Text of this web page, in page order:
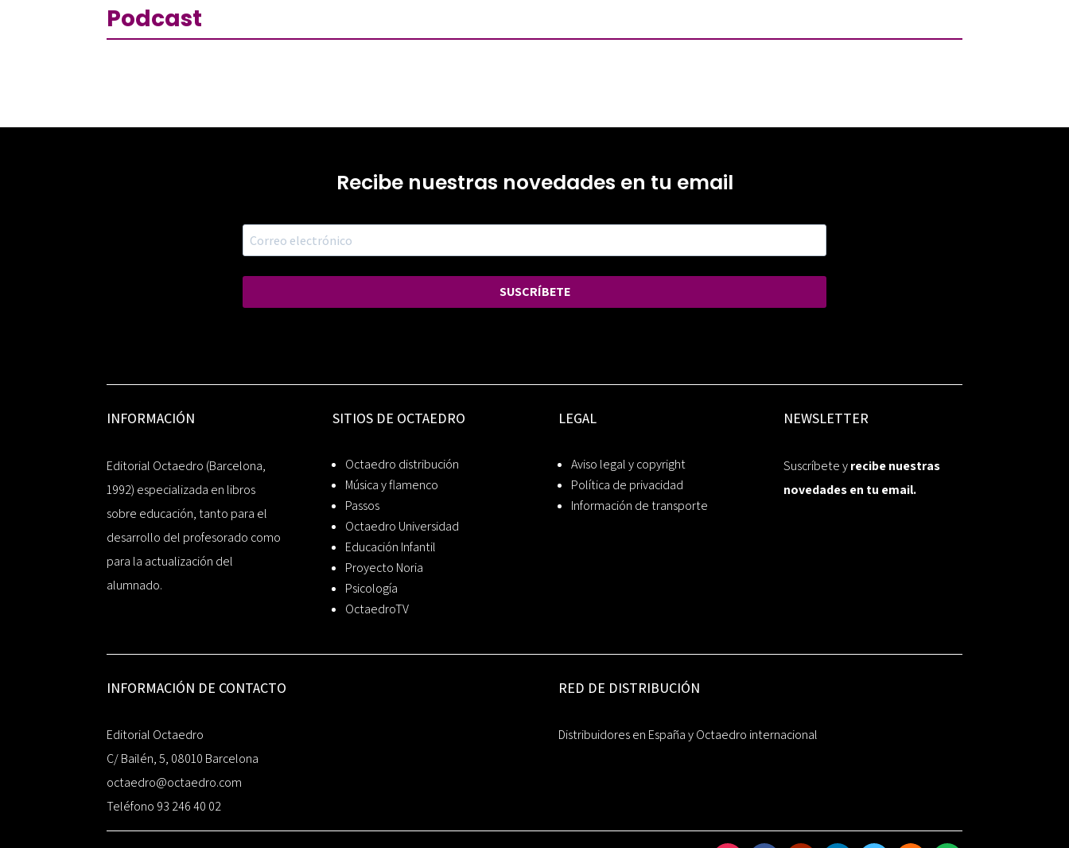
Podcast
Recibe nuestras novedades en tu email
SUSCRÍBETE
INFORMACIÓN
Editorial Octaedro (Barcelona,
1992) especializada en libros
sobre educación, tanto para el
desarrollo del profesorado como
para la actualización del
alumnado.
SITIOS DE OCTAEDRO
Octaedro distribución
Música y flamenco
Passos
Octaedro Universidad
Educación Infantil
Proyecto Noria
Psicología
OctaedroTV
LEGAL
Aviso legal y copyright
Política de privacidad
Información de transporte
NEWSLETTER
Suscríbete yrecibe nuestras
novedades en tu email.
INFORMACIÓN DE CONTACTO
Editorial Octaedro
C/ Bailén, 5, 08010 Barcelona
octaedro@octaedro.com
Teléfono 93 246 40 02
RED DE DISTRIBUCIÓN
Distribuidores en España y Octaedro internacional